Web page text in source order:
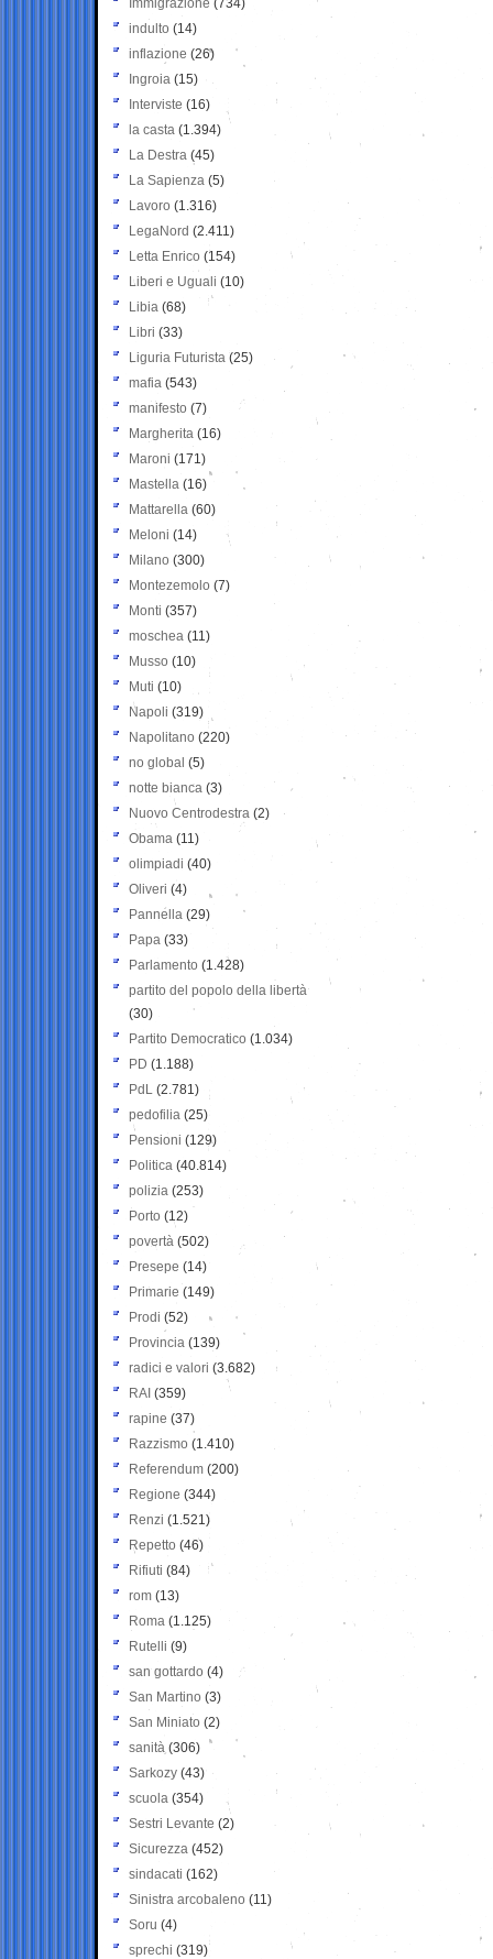
Immigrazione (734)
indulto (14)
inflazione (26)
Ingroia (15)
Interviste (16)
la casta (1.394)
La Destra (45)
La Sapienza (5)
Lavoro (1.316)
LegaNord (2.411)
Letta Enrico (154)
Liberi e Uguali (10)
Libia (68)
Libri (33)
Liguria Futurista (25)
mafia (543)
manifesto (7)
Margherita (16)
Maroni (171)
Mastella (16)
Mattarella (60)
Meloni (14)
Milano (300)
Montezemolo (7)
Monti (357)
moschea (11)
Musso (10)
Muti (10)
Napoli (319)
Napolitano (220)
no global (5)
notte bianca (3)
Nuovo Centrodestra (2)
Obama (11)
olimpiadi (40)
Oliveri (4)
Pannella (29)
Papa (33)
Parlamento (1.428)
partito del popolo della libertà
(30)
Partito Democratico (1.034)
PD (1.188)
PdL (2.781)
pedofilia (25)
Pensioni (129)
Politica (40.814)
polizia (253)
Porto (12)
povertà (502)
Presepe (14)
Primarie (149)
Prodi (52)
Provincia (139)
radici e valori (3.682)
RAI (359)
rapine (37)
Razzismo (1.410)
Referendum (200)
Regione (344)
Renzi (1.521)
Repetto (46)
Rifiuti (84)
rom (13)
Roma (1.125)
Rutelli (9)
san gottardo (4)
San Martino (3)
San Miniato (2)
sanità (306)
Sarkozy (43)
scuola (354)
Sestri Levante (2)
Sicurezza (452)
sindacati (162)
Sinistra arcobaleno (11)
Soru (4)
sprechi (319)